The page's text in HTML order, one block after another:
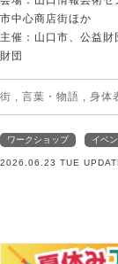
市中心商店街ほか
主催：山口市、公益
財団
街 , 言葉・物語 , 身体
ワークショップ イベ
2026.06.23 TUE